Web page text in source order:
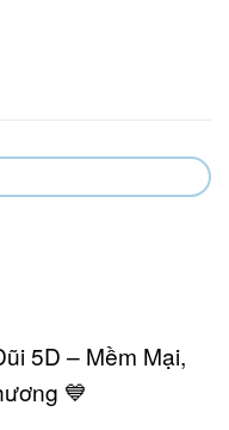
5D – Mềm Mại,
💙